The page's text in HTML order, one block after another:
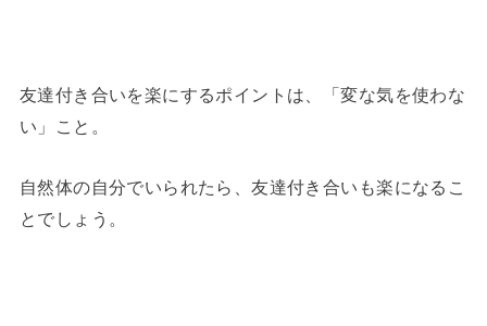
友達付き合いを楽にするポイントは、「変な気を使わな
い」こと。
自然体の自分でいられたら、友達付き合いも楽になるこ
とでしょう。